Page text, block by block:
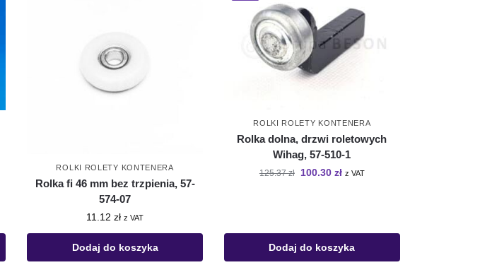
ROLKI ROLETY KONTENERA
Rolka fi 46 mm bez trzpienia, 57-
574-07
11.12zł z VAT
Dodaj do koszyka
ROLKI ROLETY KONTENERA
Rolka dolna, drzwi roletowych
Wihag, 57-510-1
125.37zł 100.30 zł z VAT
Dodaj do koszyka